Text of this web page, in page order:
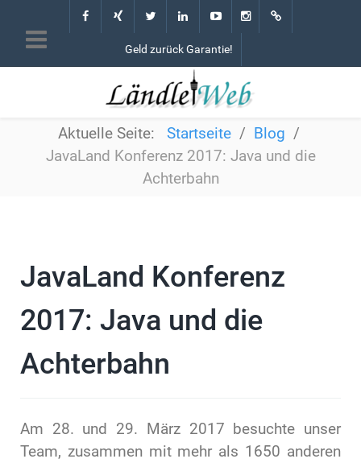
Geld zurück Garantie!
Aktuelle Seite: Startseite
Blog
JavaLand Konferenz 2017: Java und die
Achterbahn
JavaLand Konferenz
2017: Java und die
Achterbahn
Am 28. und 29. März 2017 besuchte unser
Team, zusammen mit mehr als 1650 anderen